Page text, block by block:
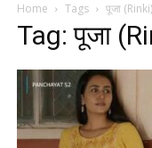
Home Tags पूजा
Tag: पूजा